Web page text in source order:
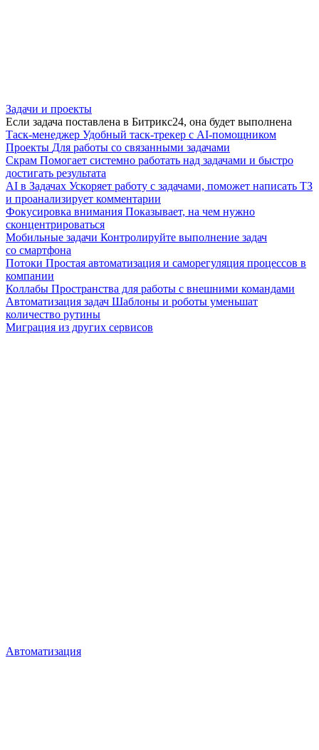
Задачи и проекты
Если задача поставлена в Битрикс24, она будет выполнена
Таск-менеджер Удобный таск-трекер с AI-помощником
Проекты Для работы со связанными задачами
Скрам Помогает системно работать над задачами и быстро
достигать результата
AI в Задачах Ускоряет работу с задачами, поможет написать ТЗ
и проанализирует комментарии
Фокусировка внимания Показывает, на чем нужно
сконцентрироваться
Мобильные задачи Контролируйте выполнение задач
со смартфона
Потоки Простая автоматизация и саморегуляция процессов в
компании
Коллабы Пространства для работы с внешними командами
Автоматизация задач Шаблоны и роботы уменьшат
количество рутины
Миграция из других сервисов
Автоматизация